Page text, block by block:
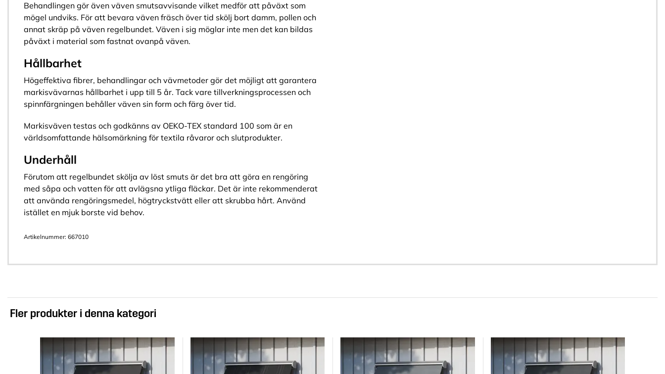
Behandlingen gör även väven smutsavvisande vilket medför att påväxt som
mögel undviks. För att bevara väven fräsch över tid skölj bort damm, pollen och
annat skräp på väven regelbundet. Väven i sig möglar inte men det kan bildas
påväxt i material som fastnat ovanpå väven.
Hållbarhet
Högeffektiva fibrer, behandlingar och vävmetoder gör det möjligt att garantera
markisvävarnas hållbarhet i upp till 5 år. Tack vare tillverkningsprocessen och
spinnfärgningen behåller väven sin form och färg över tid.
Markisväven testas och godkänns av OEKO-TEX standard 100 som är en
världsomfattande hälsomärkning för textila råvaror och slutprodukter.
Underhåll
Förutom att regelbundet skölja av löst smuts är det bra att göra en rengöring
med såpa och vatten för att avlägsna ytliga fläckar. Det är inte rekommenderat
att använda rengöringsmedel, högtryckstvätt eller att skrubba hårt. Använd
istället en mjuk borste vid behov.
Artikelnummer: 667010
Fler produkter i denna kategori